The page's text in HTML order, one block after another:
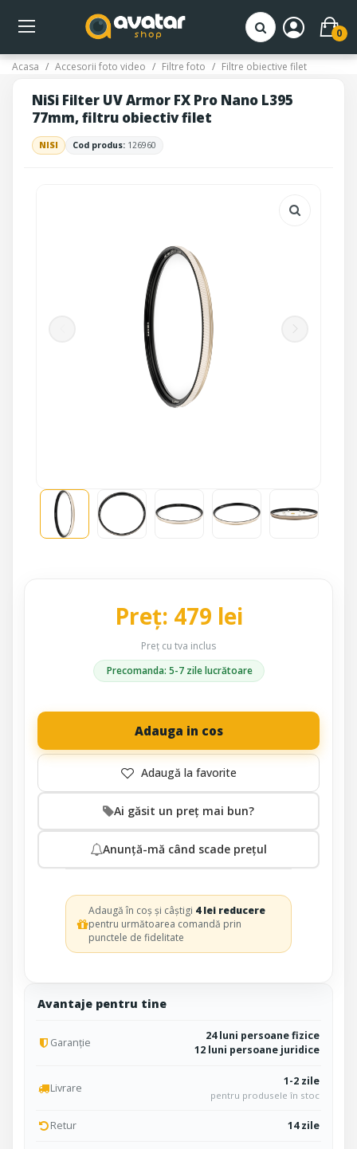
0
Acasa Accesorii foto video Filtre foto Filtre obiective filet
NiSi Filter UV Armor FX Pro Nano L395
77mm, filtru obiectiv filet
NISI Cod produs: 126960
Avantaje pentru tine
Garanție
24 luni persoane fizice
12 luni persoane juridice
Livrare 1-2 zile
pentru produsele în stoc
Retur 14 zile
Preț: 479 lei
Preț cu tva inclus
Precomanda: 5-7 zile lucrătoare
Adauga in cos
Ai găsit un preț mai bun?
Anunță-mă când scade prețul
Adaugă în coș și câștigi 4 lei reducere
pentru următoarea comandă prin
punctele de fidelitate